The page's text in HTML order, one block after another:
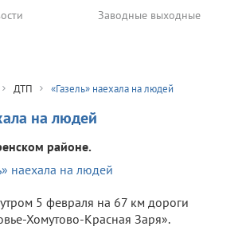
Заводные выходные
ДТП «Газель» наехала на людей
на людей
районе.
5 февраля на 67 км дороги
Хомутово-Красная Заря».